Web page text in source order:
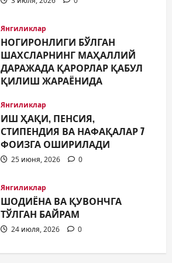
ИШТИРОКИ
25 июня, 2026 0
Янгиликлар
ИШ ҲАҚИ, ПЕНСИЯ,
СТИПЕНДИЯ ВА НАФАҚАЛАР 7
ФОИЗГА ОШИРИЛАДИ
Янгиликлар
ШОДИЁНА ВА ҚУВОНЧГА
ТЎЛГАН БАЙРАМ
24 июля, 2026 0
Янгиликлар
БОЛАЛИККА БАҒИШЛАНГАН
УЧРАШУВ
14 июля, 2026